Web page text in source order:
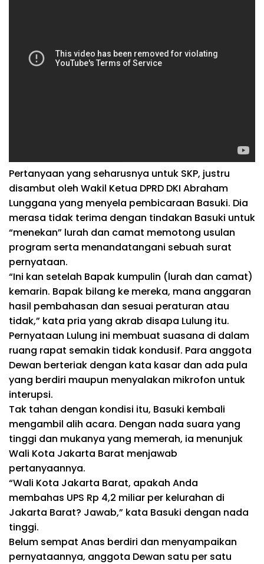
Pertanyaan yang seharusnya untuk SKP, justru
disambut oleh Wakil Ketua DPRD DKI Abraham
Lunggana yang menyela pembicaraan Basuki. Dia
merasa tidak terima dengan tindakan Basuki untuk
“menekan” lurah dan camat memotong usulan
program serta menandatangani sebuah surat
pernyataan.
“Ini kan setelah Bapak kumpulin (lurah dan camat)
kemarin. Bapak bilang ke mereka, mana anggaran
hasil pembahasan dan sesuai peraturan atau
tidak,” kata pria yang akrab disapa Lulung itu.
Pernyataan Lulung ini membuat suasana di dalam
ruang rapat semakin tidak kondusif. Para anggota
Dewan berteriak dengan kata kasar dan ada pula
yang berdiri maupun menyalakan mikrofon untuk
interupsi.
Tak tahan dengan kondisi itu, Basuki kembali
mengambil alih acara. Dengan nada suara yang
tinggi dan mukanya yang memerah, ia menunjuk
Wali Kota Jakarta Barat menjawab
pertanyaannya.
“Wali Kota Jakarta Barat, apakah Anda
membahas UPS Rp 4,2 miliar per kelurahan di
Jakarta Barat? Jawab,” kata Basuki dengan nada
tinggi.
Belum sempat Anas berdiri dan menyampaikan
pernyataannya, anggota Dewan satu per satu